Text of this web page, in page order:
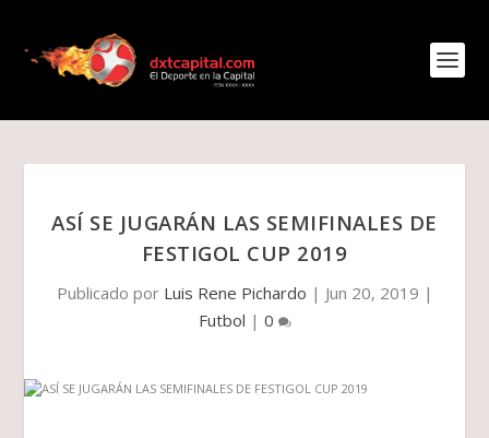
ASÍ SE JUGARÁN LAS SEMIFINALES DE
FESTIGOL CUP 2019
Publicado por Luis Rene Pichardo | Jun 20, 2019 |
Futbol | 0